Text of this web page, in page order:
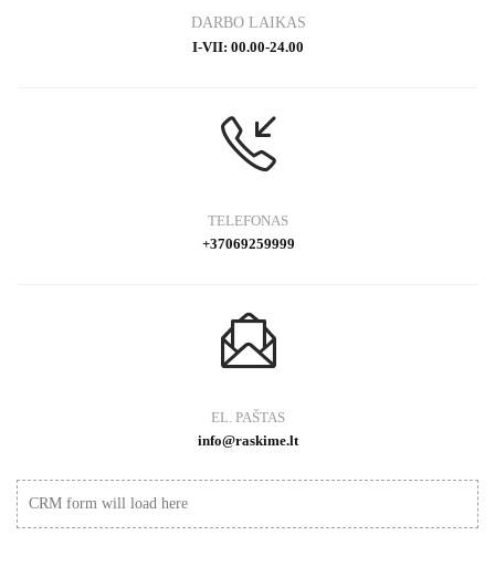
CRM form will load here
DARBO LAIKAS
I-VII: 00.00-24.00
TELEFONAS
+37069259999
EL. PAŠTAS
info@raskime.lt